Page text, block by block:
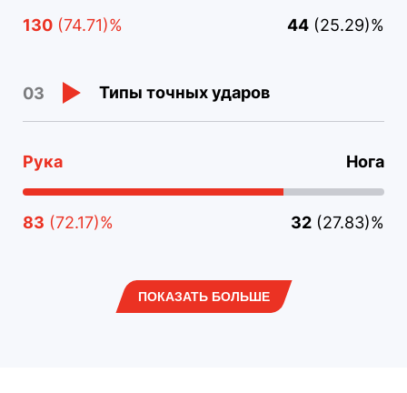
130 (74.71)% 44 (25.29)%
03 Типы точных ударов
Рука Нога
83 (72.17)% 32 (27.83)%
ПОКАЗАТЬ БОЛЬШЕ